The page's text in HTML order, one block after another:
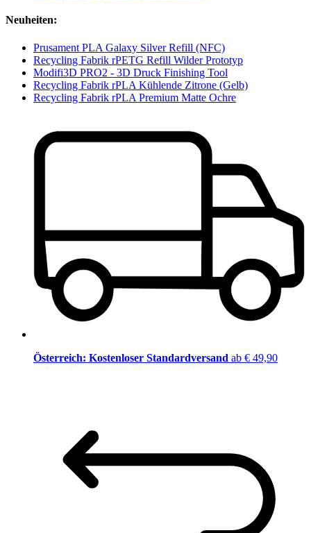
Neuheiten:
Prusament PLA Galaxy Silver Refill (NFC)
Recycling Fabrik rPETG Refill Wilder Prototyp
Modifi3D PRO2 - 3D Druck Finishing Tool
Recycling Fabrik rPLA Kühlende Zitrone (Gelb)
Recycling Fabrik rPLA Premium Matte Ochre
Österreich: Kostenloser Standardversand ab € 49,90